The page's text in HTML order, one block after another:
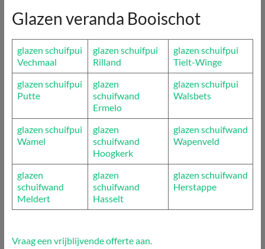
Glazen veranda Booischot
glazen schuifpui
Vechmaal
glazen schuifpui
Rilland
glazen schuifpui
Tielt-Winge
glazen schuifpui
Putte
glazen
schuifwand
Ermelo
glazen schuifpui
Walsbets
glazen schuifpui
Wamel
glazen
schuifwand
Hoogkerk
glazen schuifwand
Wapenveld
glazen
schuifwand
Meldert
glazen
schuifwand
Hasselt
glazen schuifwand
Herstappe
Vraag een vrijblijvende offerte aan.